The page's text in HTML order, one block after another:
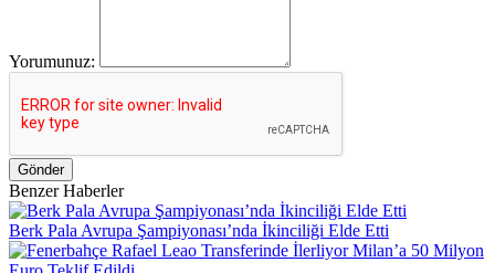
Yorumunuz:
Gönder
Benzer Haberler
Berk Pala Avrupa Şampiyonası’nda İkinciliği Elde Etti